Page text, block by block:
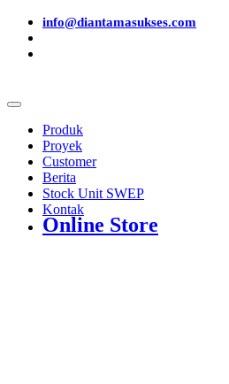
info@diantamasukses.com
Produk
Proyek
Customer
Berita
Stock Unit SWEP
Kontak
Online Store